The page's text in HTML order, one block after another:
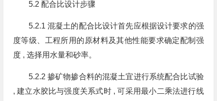
5.2 配合比设计步骤
5.2.1 混凝土的配合比设计首先应根据设计要求的强
度等级、工程所用的原材料及其他性能要求确定配制强
度 , 选择用水量和砂率。
5.2.2 掺矿物掺合料的混凝土宜进行系统配合比试验
, 建立水胶比与强度关系式时 , 可采用最小二乘法进行线